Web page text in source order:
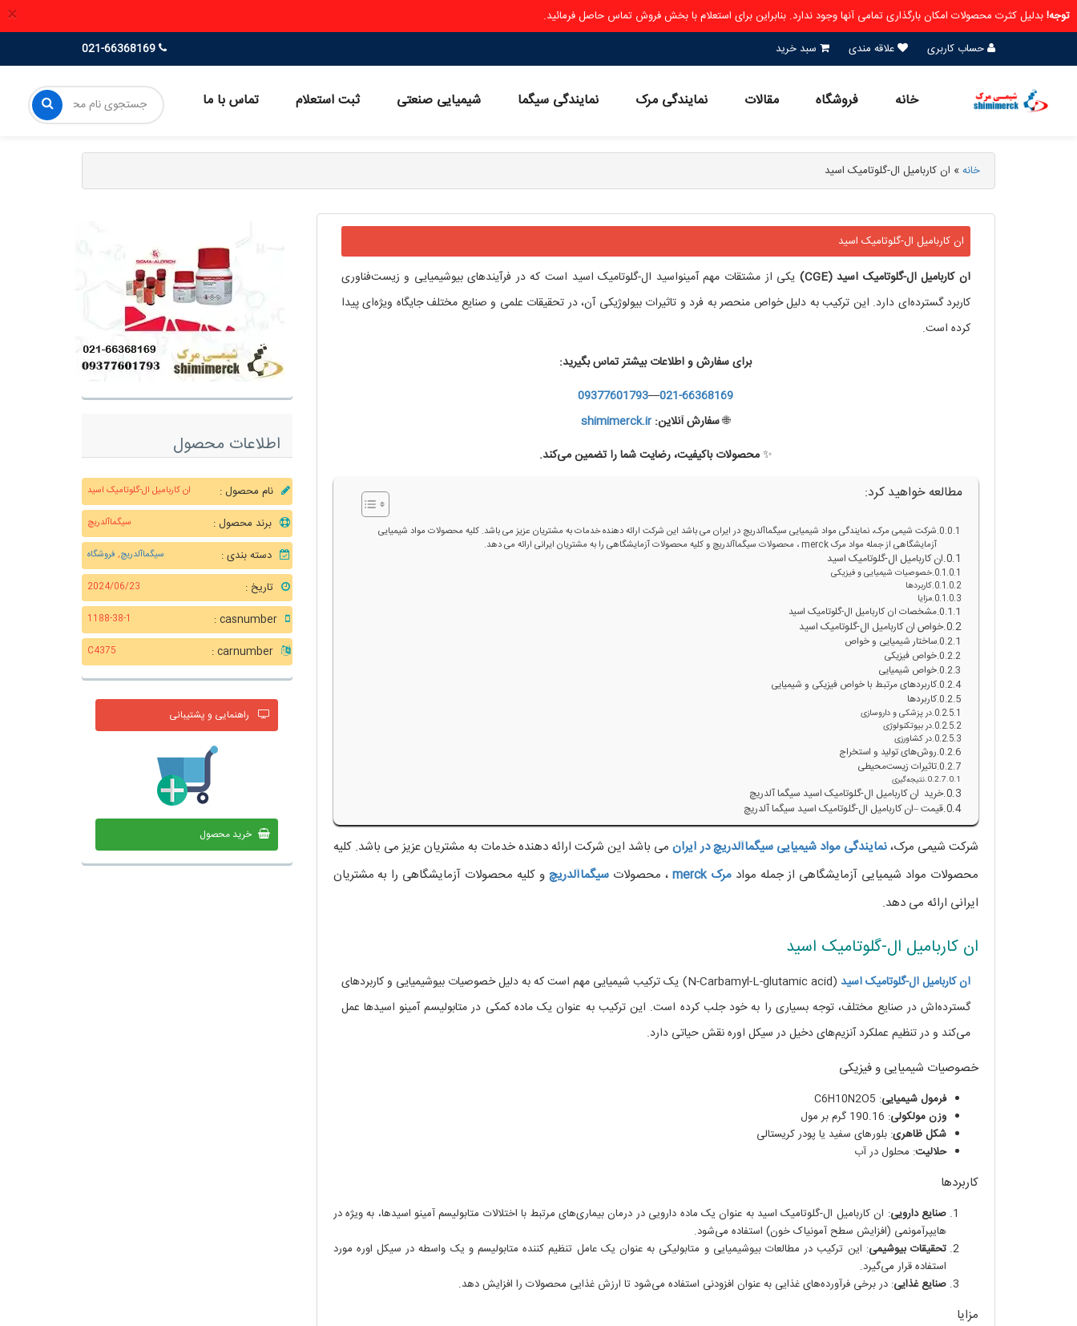
× توجه!بدلیل کثرت محصولات امکان بارگذاری تمامی آنها وجود ندارد. بنابراین برای استعلام با بخش فروش تماس حاصل فرمائید.
حساب کاربری
علاقه مندی سبد خرید
خانه فروشگاه مقالات نمایندگی مرک نمایندگی سیگما شیمیایی صنعتی ثبت استعلام تماس با ما
خانه» ان کاربامیل ال-گلوتامیک اسید
ان کاربامیل ال-گلوتامیک اسید
ان کاربامیل ال-گلوتامیک اسید (CGE)
یکی از مشتقات مهم آمینواسید ال-گلوتامیک اسید است که در فرآیندهای بیوشیمیایی و زیست‌فناوری
کاربرد گسترده‌ای دارد. این ترکیب به دلیل خواص منحصر به فرد و تاثیرات بیولوژیکی آن، در تحقیقات علمی و صنایع مختلف جایگاه ویژه‌ای پیدا
کرده است.
برای سفارش و اطلاعات بیشتر تماس بگیرید:
021-66368169
—
09377601793
🌐سفارش آنلاین: shimimerck.ir
✨محصولات باکیفیت، رضایت شما را تضمین می‌کند.
مطالعه خواهید کرد:
شرکت شیمی مرک، نمایندگی مواد شیمیایی سیگماآلدریچ در ایران می باشد این شرکت ارائه دهنده خدمات به مشتریان عزیز می باشد. کلیه محصولات مواد شیمیایی
آزمایشگاهی از جمله مواد مرک merck ، محصولات سیگماآلدریچ و کلیه محصولات آزمایشگاهی را به مشتریان ایرانی ارائه می دهد.
ان کاربامیل ال-گلوتامیک اسید
خصوصیات شیمیایی و فیزیکی
کاربردها
مزایا
مشخصات ان کاربامیل ال-گلوتامیک اسید
خواص ان کاربامیل ال-گلوتامیک اسید
ساختار شیمیایی و خواص
خواص فیزیکی
خواص شیمیایی
کاربردهای مرتبط با خواص فیزیکی و شیمیایی
کاربردها
در پزشکی و داروسازی
در بیوتکنولوژی
در کشاورزی
روش‌های تولید و استخراج
تاثیرات زیست‌محیطی
نتیجه‌گیری
خرید ان کاربامیل ال-گلوتامیک اسید سیگما آلدریچ
قیمت –ان کاربامیل ال-گلوتامیک اسید سیگما آلدریچ
شرکت شیمی مرک،نمایندگی مواد شیمیایی سیگماآلدریچدر ایرانمی باشد این شرکت ارائه دهنده خدمات به مشتریان عزیز می باشد. کلیه
محصولات مواد شیمیایی آزمایشگاهی از جمله مواد مرک merck، محصولات سیگماآلدریچو کلیه محصولات آزمایشگاهی را به مشتریان
ایرانی ارائه می دهد.
ان کاربامیل ال-گلوتامیک اسید
ان کاربامیل ال-گلوتامیک اسید
(N-Carbamyl-L-glutamic acid) یک ترکیب شیمیایی مهم است که به دلیل خصوصیات بیوشیمیایی و کاربردهای
گسترده‌اش در صنایع مختلف، توجه بسیاری را به خود جلب کرده است. این ترکیب به عنوان یک ماده کمکی در متابولیسم آمینو اسیدها عمل
می‌کند و در تنظیم عملکرد آنزیم‌های دخیل در سیکل اوره نقش حیاتی دارد.
خصوصیات شیمیایی و فیزیکی
فرمول شیمیایی: C6H10N2O5
وزن مولکولی: 190.16 گرم بر مول
شکل ظاهری: بلورهای سفید یا پودر کریستالی
حلالیت: محلول در آب
کاربردها
صنایع دارویی: ان کاربامیل ال-گلوتامیک اسید به عنوان یک ماده دارویی در درمان بیماری‌های مرتبط با اختلالات متابولیسم آمینو اسیدها، به ویژه در
هایپرآمونمی (افزایش سطح آمونیاک خون) استفاده می‌شود.
تحقیقات بیوشیمی: این ترکیب در مطالعات بیوشیمیایی و متابولیکی به عنوان یک عامل تنظیم کننده متابولیسم و یک واسطه در سیکل اوره مورد
استفاده قرار می‌گیرد.
صنایع غذایی: در برخی فرآورده‌های غذایی به عنوان افزودنی استفاده می‌شود تا ارزش غذایی محصولات را افزایش دهد.
مزایا
اطلاعات محصول
نام محصول : ان کاربامیل ال-گلوتامیک اسید
برند محصول : سیگماآلدریچ
دسته بندی : سیگماآلدریچ, فروشگاه
تاریخ : 2024/06/23
casnumber :
1188-38-1
carnumber :
C4375
راهنمایی و پشتیبانی
خرید محصول